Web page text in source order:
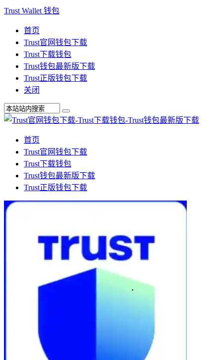
Trust Wallet 钱包
首页
Trust官网钱包下载
Trust下载钱包
Trust钱包最新版下载
Trust正版钱包下载
关闭
首页
Trust官网钱包下载
Trust下载钱包
Trust钱包最新版下载
Trust正版钱包下载